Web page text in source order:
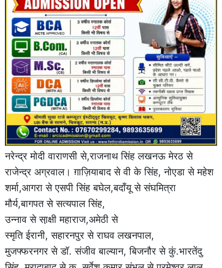
नरेन्द्र मोदी वाराणसी से,राजनाथ सिंह लखनऊ मेरठ से
राजेन्द्र अग्रवाल। ग़ाज़ियाबाद से वी के सिंह, नोएडा से महेश
शर्मा,आगरा से एसपी सिंह बघेल,बदॉंयू से संघमित्रा
मौर्य,बागपत से सत्यपाल सिंह,
उन्नाव से सा़क्षी महाराज,अमेठी से
स्मृति ईरानी, सहारनपुर से राघव लखनपाल,
मुजफ्फरनगर से डॉ. संजीव बाल्यान, बिजनौर से कुं.भारतेंदु